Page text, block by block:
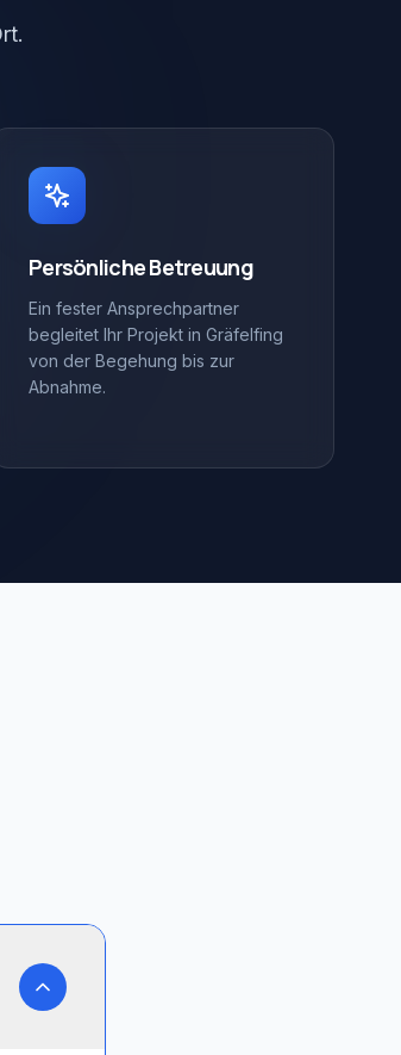
Persönliche Betreuung
Ein fester Ansprechpartner
begleitet Ihr Projekt in Gräfelfing
von der Begehung bis zur
Abnahme.